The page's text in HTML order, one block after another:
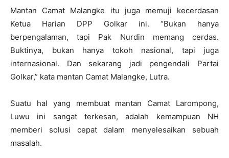
Mantan Camat Malangke itu juga memuji kecerdasan
Ketua Harian DPP Golkar ini. “Bukan hanya
berpengalaman, tapi Pak Nurdin memang cerdas.
Buktinya, bukan hanya tokoh nasional, tapi juga
internasional. Dan sekarang jadi pengendali Partai
Golkar,” kata mantan Camat Malangke, Lutra.
Suatu hal yang membuat mantan Camat Larompong,
Luwu ini sangat terkesan, adalah kemampuan NH
memberi solusi cepat dalam menyelesaikan sebuah
masalah.